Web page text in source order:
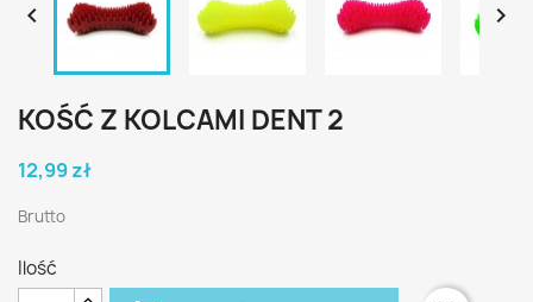
 
KOŚĆ Z KOLCAMI DENT 2
12,99 zł
Brutto
Ilość